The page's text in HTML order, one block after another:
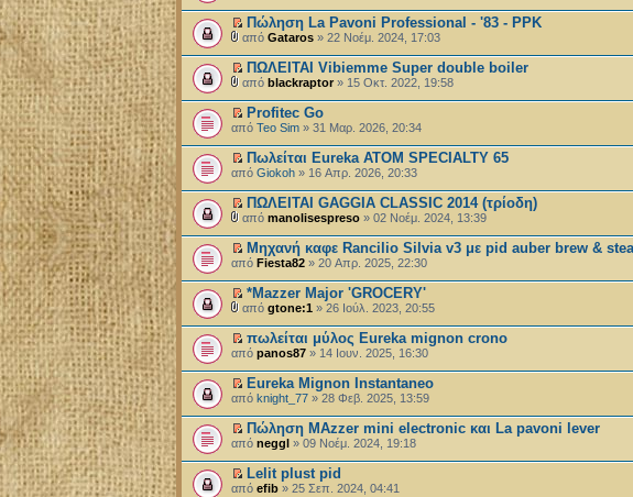
Πώληση La Pavoni Professional - '83 - PPK
από Gataros » 22 Νοέμ. 2024, 17:03
ΠΩΛΕΙΤΑΙ Vibiemme Super double boiler
από blackraptor» 15 Οκτ. 2022, 19:58
Profitec Go
από Teo Sim » 31 Μαρ. 2026, 20:34
Πωλείται Eureka ATOM SPECIALTY 65
από Giokoh » 16 Απρ. 2026, 20:33
ΠΩΛΕΙΤΑΙ GAGGIA CLASSIC 2014 (τρίοδη)
από manolisespreso » 02 Νοέμ. 2024, 13:39
Μηχανή καφε Rancilio Silvia v3 με pid auber brew &
από Fiesta82 » 20 Απρ. 2025, 22:30
*Mazzer Major 'GROCERY'
από gtone:1 » 26 Ιούλ. 2023, 20:55
πωλείται μύλος Eureka mignon crono
από panos87 » 14 Ιουν. 2025, 16:30
Εureka Mignon Instantaneo
από knight_77 » 28 Φεβ. 2025, 13:59
Πώληση MAzzer mini electronic και La pavoni lever
από neggl » 09 Νοέμ. 2024, 19:18
Lelit plust pid
από efib » 25 Σεπ. 2024, 04:41